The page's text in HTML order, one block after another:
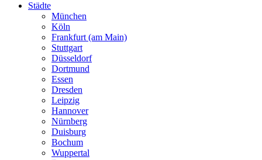
Städte
München
Köln
Frankfurt (am Main)
Stuttgart
Düsseldorf
Dortmund
Essen
Dresden
Leipzig
Hannover
Nürnberg
Duisburg
Bochum
Wuppertal